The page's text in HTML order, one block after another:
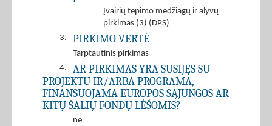
Įvairių tepimo medžiagų ir alyvų
pirkimas (3) (DPS)
3.
PIRKIMO VERTĖ
Tarptautinis pirkimas
4.
AR PIRKIMAS YRA SUSIJĘS SU
PROJEKTU IR/ARBA PROGRAMA,
FINANSUOJAMA EUROPOS SĄJUNGOS AR
KITŲ ŠALIŲ FONDŲ LĖŠOMIS?
ne